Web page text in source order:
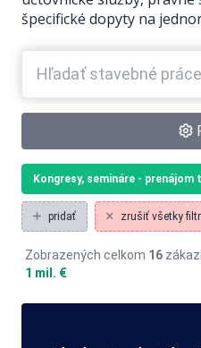
špecifické dopyty na
Kongresy, semináre - prenájom
pridať zrušiť všetky
Zobrazených celkom 16
1 mil. €